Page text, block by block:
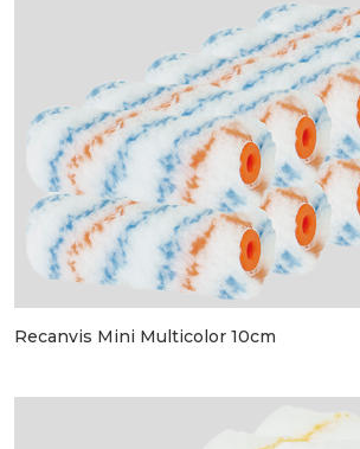
Recanvis Mini Multicolor 10cm